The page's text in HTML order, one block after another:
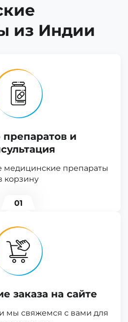
из Индии
и
медицинские препараты
корзину
01
заказа на сайте
и мы свяжемся с вами для